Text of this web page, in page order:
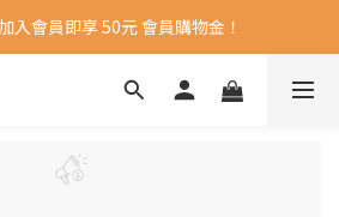
入會員即享 50元 會員購物金！